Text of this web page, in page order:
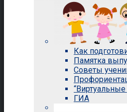
Как
Памятка
Советы
ГИА